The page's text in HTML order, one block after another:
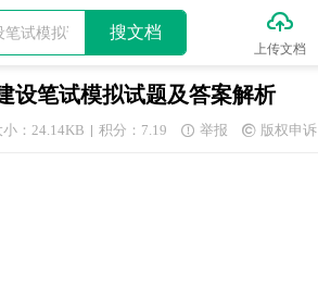
搜文档 
上传文档
设笔试模拟试题及答案解析
小：24.14KB 积分：7.19  举报  版权申诉